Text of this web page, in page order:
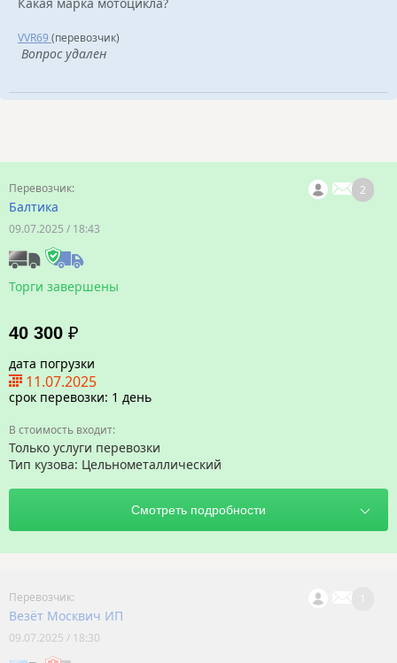
VVR69 (перевозчик)
Вопрос удален
Балтика
09.07.2025 / 18:43
Торги завершены
40 300 ₽
дата погрузки
11.07.2025
срок перевозки: 1 день
Только услуги перевозки
Тип кузова: Цельнометаллический
2
Везёт Москвич ИП
09.07.2025 / 18:30
1